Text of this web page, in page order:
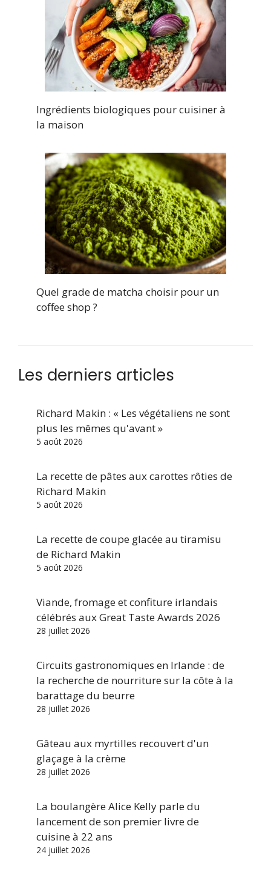
Ingrédients biologiques pour cuisiner à
la maison
Quel grade de matcha choisir pour un
coffee shop ?
Les derniers articles
Richard Makin : « Les végétaliens ne sont
plus les mêmes qu'avant »
5 août 2026
La recette de pâtes aux carottes rôties de
Richard Makin
5 août 2026
La recette de coupe glacée au tiramisu
de Richard Makin
5 août 2026
Viande, fromage et confiture irlandais
célébrés aux Great Taste Awards 2026
28 juillet 2026
Circuits gastronomiques en Irlande : de
la recherche de nourriture sur la côte à la
barattage du beurre
28 juillet 2026
Gâteau aux myrtilles recouvert d'un
glaçage à la crème
28 juillet 2026
La boulangère Alice Kelly parle du
lancement de son premier livre de
cuisine à 22 ans
24 juillet 2026